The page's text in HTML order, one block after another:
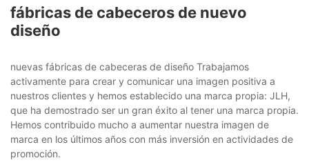
fábricas de cabeceros de nuevo
diseño
nuevas fábricas de cabeceras de diseño Trabajamos
activamente para crear y comunicar una imagen positiva a
nuestros clientes y hemos establecido una marca propia: JLH,
que ha demostrado ser un gran éxito al tener una marca propia.
Hemos contribuido mucho a aumentar nuestra imagen de
marca en los últimos años con más inversión en actividades de
promoción.